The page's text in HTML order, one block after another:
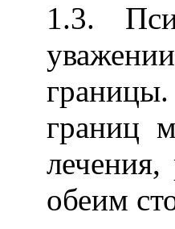
1.3.
границ
обеим